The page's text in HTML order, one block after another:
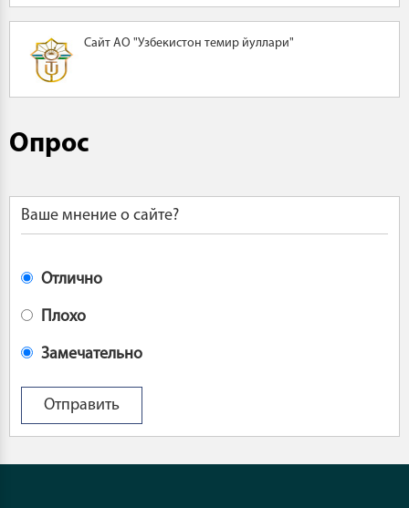
Сайт АО "Узбекистон темир йуллари"
Опрос
Ваше мнение о сайте?
Отлично
Плохо
Замечательно